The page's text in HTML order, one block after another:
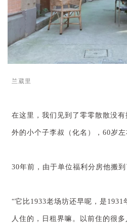
兰葳里
在这里，我们见到了零零散散没
外的小个子李叔（化名），60岁左
30年前，由于单位福利分房他搬到
“它比1933老场坊还早呢，是
人住的，日租界嘛。以前住的很